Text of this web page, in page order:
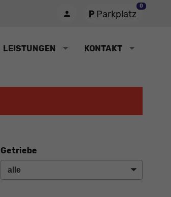
Parkplatz
0
LEISTUNGEN KONTAKT
Getriebe